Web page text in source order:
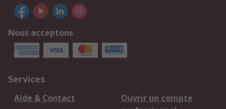
Nous acceptons
Services
Aide & Contact
Ouvrir un compte